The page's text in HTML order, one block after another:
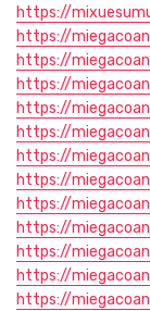
https://
https://
https://
https://
https://
https://
https://
https://
https://
https://
https://
https://
https://